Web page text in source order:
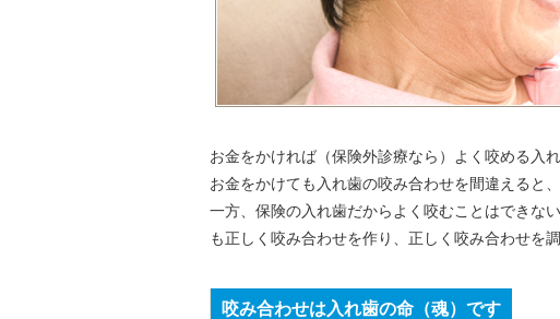
お金をかければ（保険外診療なら）よく咬める入
お金をかけても入れ歯の咬み合わせを間違えると
一方、保険の入れ歯だからよく咬むことはできな
も正しく咬み合わせを作り、正しく咬み合わせを
咬み合わせは入れ歯の命（魂）です